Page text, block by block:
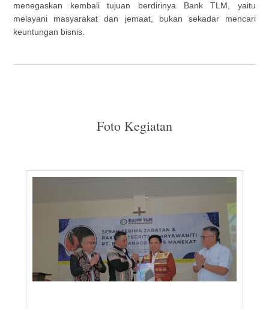
menegaskan kembali tujuan berdirinya Bank TLM, yaitu
melayani masyarakat dan jemaat, bukan sekadar mencari
keuntungan bisnis.
Foto Kegiatan